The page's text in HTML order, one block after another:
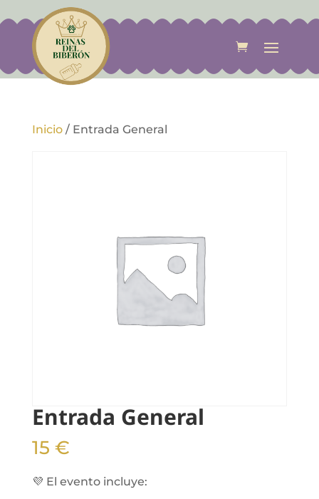
Inicio/ Entrada General
Entrada General
15 €
💜 El evento incluye: